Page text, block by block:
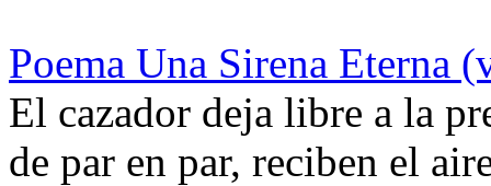
Poema Una Sirena Eterna
El cazador deja libre a la
de par en par, reciben el